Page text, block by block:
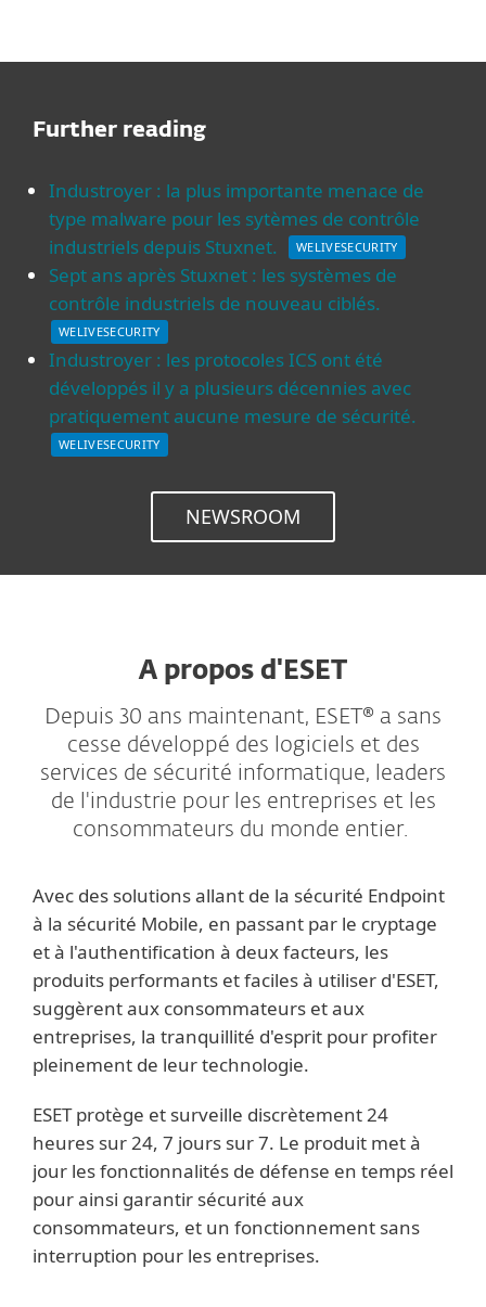
Further reading
Industroyer : la plus importante menace de
type malware pour les sytèmes de contrôle
industriels depuis Stuxnet.
WELIVESECURITY
Sept ans après Stuxnet : les systèmes de
contrôle industriels de nouveau ciblés.
WELIVESECURITY
Industroyer : les protocoles ICS ont été
développés il y a plusieurs décennies avec
pratiquement aucune mesure de sécurité.
WELIVESECURITY
NEWSROOM
A propos d'ESET
Depuis 30 ans maintenant, ESET® a sans
cesse développé des logiciels et des
services de sécurité informatique, leaders
de l'industrie pour les entreprises et les
consommateurs du monde entier.
Avec des solutions allant de la sécurité Endpoint
à la sécurité Mobile, en passant par le cryptage
et à l'authentification à deux facteurs, les
produits performants et faciles à utiliser d'ESET,
suggèrent aux consommateurs et aux
entreprises, la tranquillité d'esprit pour profiter
pleinement de leur technologie.
ESET protège et surveille discrètement 24
heures sur 24, 7 jours sur 7. Le produit met à
jour les fonctionnalités de défense en temps réel
pour ainsi garantir sécurité aux
consommateurs, et un fonctionnement sans
interruption pour les entreprises.